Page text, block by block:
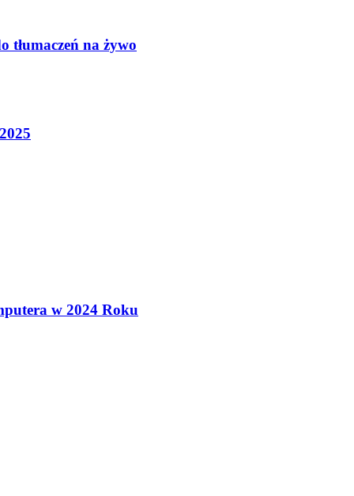
tłumaczeń na żywo
w 2024 Roku